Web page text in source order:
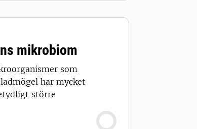
mikrobiom
som
har mycket
större